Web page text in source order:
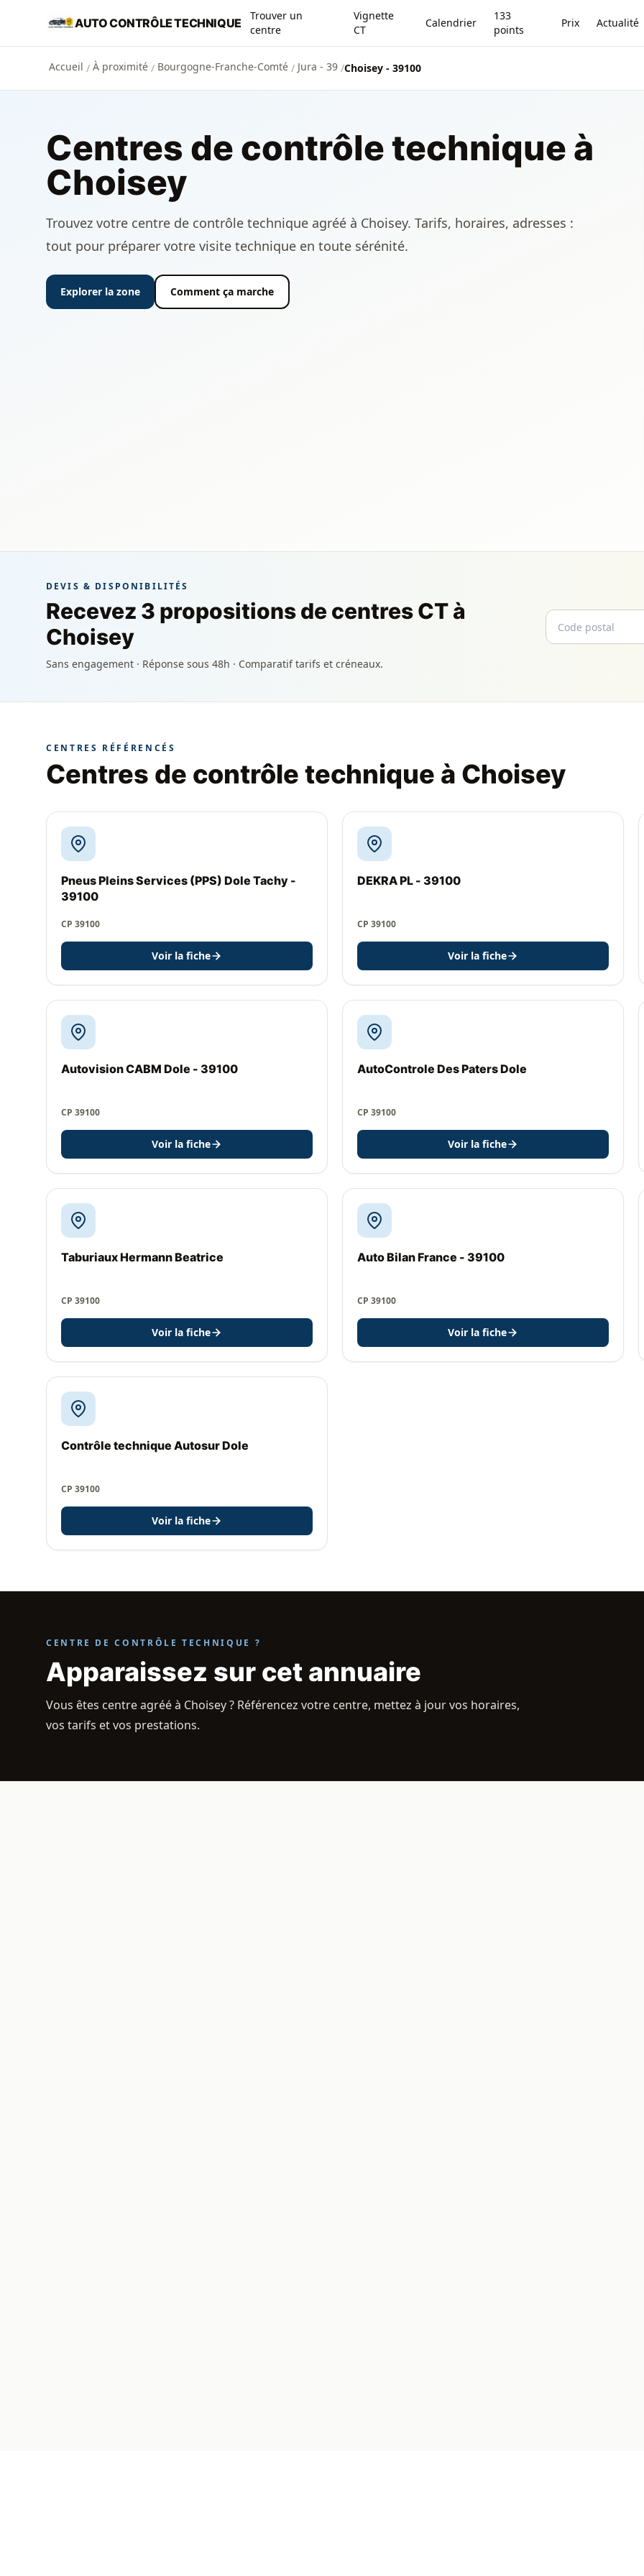
Aller au contenu principal
AUTO CONTRÔLE TECHNIQUE
Trouver un
centre
Vignette
CT
Calendrier
133
points
Prix Actualité
Accueil / À proximité / Bourgogne-Franche-Comté / Jura - 39 /Choisey - 39100
Centres de contrôle technique à
Choisey
Trouvez votre centre de contrôle technique agréé à Choisey. Tarifs, horaires, adresses :
tout pour préparer votre visite technique en toute sérénité.
Explorer la zone Comment ça marche
DEVIS & DISPONIBILITÉS
Recevez 3 propositions de centres CT à
Choisey
Sans engagement · Réponse sous 48h · Comparatif tarifs et créneaux.
Code postal
Email
CENTRES RÉFÉRENCÉS
Centres de contrôle technique à Choisey
Pneus Pleins Services (PPS) Dole Tachy -
39100
CP 39100
Voir la fiche
DEKRA PL - 39100
CP 39100
Voir la fiche
Autovision CABM Dole - 39100
CP 39100
Voir la fiche
AutoControle Des Paters Dole
CP 39100
Voir la fiche
Taburiaux Hermann Beatrice
CP 39100
Voir la fiche
Auto Bilan France - 39100
CP 39100
Voir la fiche
Contrôle technique Autosur Dole
CP 39100
Voir la fiche
CENTRE DE CONTRÔLE TECHNIQUE ?
Apparaissez sur cet annuaire
Vous êtes centre agréé à Choisey ? Référencez votre centre, mettez à jour vos horaires,
vos tarifs et vos prestations.